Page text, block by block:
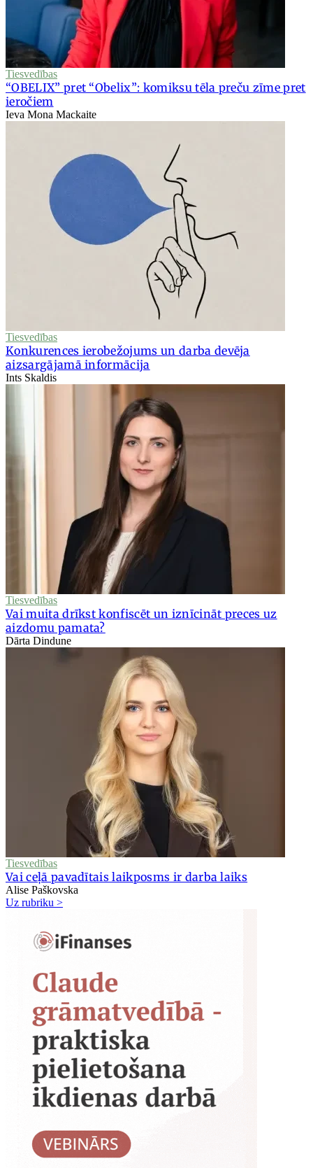
Tiesvedības
“OBELIX” pret “Obelix”: komiksu tēla preču zīme pret
ieročiem
Ieva Mona Mackaite
Tiesvedības
Konkurences ierobežojums un darba devēja
aizsargājamā informācija
Ints Skaldis
Tiesvedības
Vai muita drīkst konfiscēt un iznīcināt preces uz
aizdomu pamata?
Dārta Dindune
Tiesvedības
Vai ceļā pavadītais laikposms ir darba laiks
Alise Paškovska
Uz rubriku >